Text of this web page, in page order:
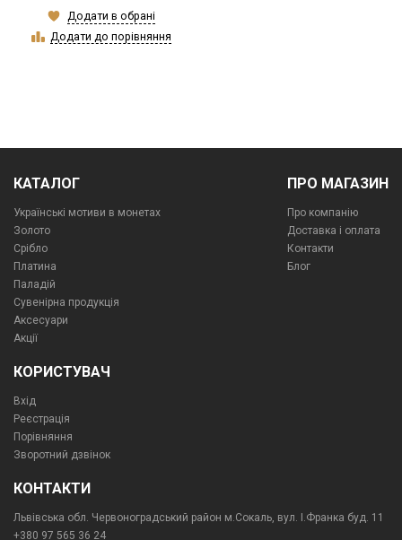
Додати в обрані
Додати до порівняння
КАТАЛОГ
Українські мотиви в монетах
Золото
Срібло
Платина
Паладій
Сувенірна продукція
Аксесуари
Акції
ПРО МАГАЗИН
Про компанiю
Доставка і оплата
Контакти
Блог
КОРИСТУВАЧ
Вхід
Реєстрація
Порівняння
Зворотний дзвінок
КОНТАКТИ
Львівська обл. Червоноградський район м.Сокаль, вул. І.Франка буд. 11
+380 97 565 36 24